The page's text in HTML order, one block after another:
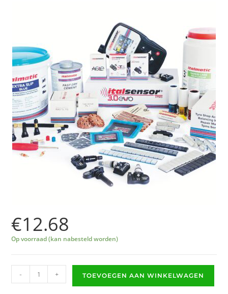
€12.68
Op voorraad (kan nabesteld worden)
- + TOEVOEGEN AAN WINKELWAGEN